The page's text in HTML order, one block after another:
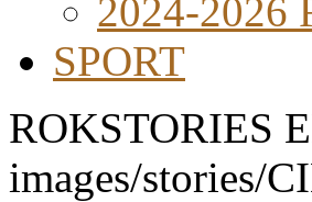
2024-2026
SPORT
ROKSTORIES
images/stories/